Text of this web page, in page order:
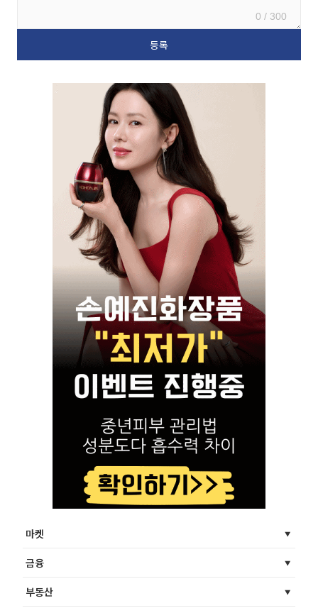
0 / 300
마켓
금융
부동산